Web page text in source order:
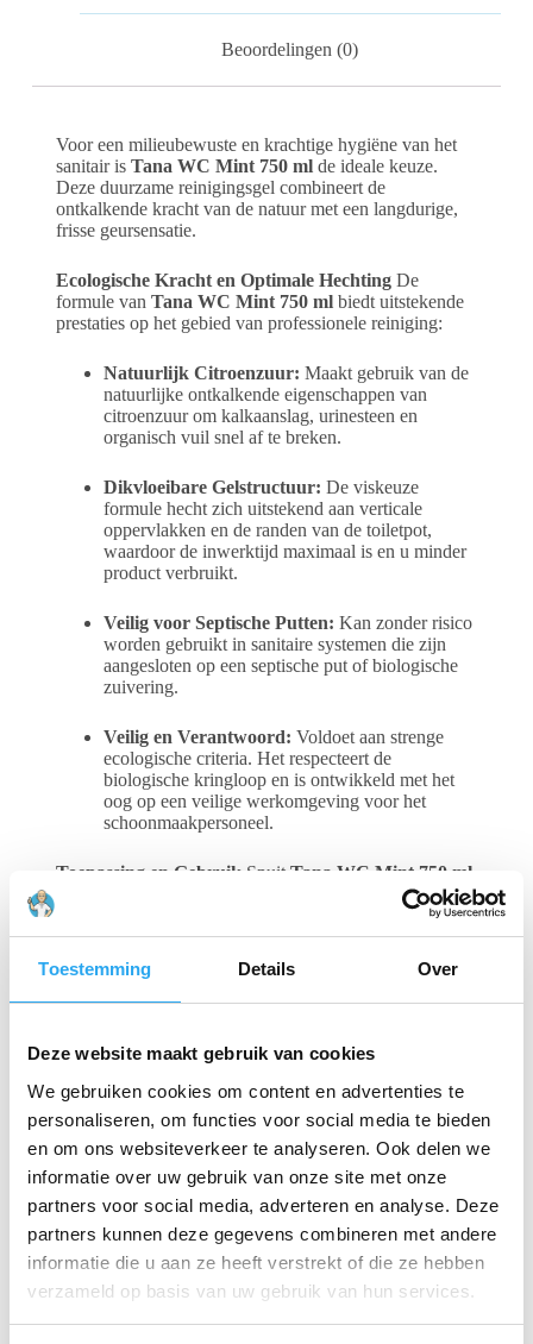
Toestemming Details Over
Deze website maakt gebruik van cookies
We gebruiken cookies om content en advertenties te
personaliseren, om functies voor social media te bieden
en om ons websiteverkeer te analyseren. Ook delen we
informatie over uw gebruik van onze site met onze
partners voor social media, adverteren en analyse. Deze
partners kunnen deze gegevens combineren met andere
informatie die u aan ze heeft verstrekt of die ze hebben
verzameld op basis van uw gebruik van hun services.
Beoordelingen (0)
Voor een milieubewuste en krachtige hygiëne van het
sanitair is Tana WC Mint 750 mlde ideale keuze.
Deze duurzame reinigingsgel combineert de
ontkalkende kracht van de natuur met een langdurige,
frisse geursensatie.
Ecologische Kracht en Optimale HechtingDe
formule van Tana WC Mint 750 mlbiedt uitstekende
prestaties op het gebied van professionele reiniging:
Natuurlijk Citroenzuur: Maakt gebruik van de
natuurlijke ontkalkende eigenschappen van
citroenzuur om kalkaanslag, urinesteen en
organisch vuil snel af te breken.
Dikvloeibare Gelstructuur: De viskeuze
formule hecht zich uitstekend aan verticale
oppervlakken en de randen van de toiletpot,
waardoor de inwerktijd maximaal is en u minder
product verbruikt.
Veilig voor Septische Putten: Kan zonder risico
worden gebruikt in sanitaire systemen die zijn
aangesloten op een septische put of biologische
zuivering.
Veilig en Verantwoord: Voldoet aan strenge
ecologische criteria. Het respecteert de
biologische kringloop en is ontwikkeld met het
oog op een veilige werkomgeving voor het
schoonmaakpersoneel.
Toepassing en GebruikSpuit Tana WC Mint 750 ml
gelijkmatig onder de rand en op de binnenwand van de
toiletpot of het urinoir. Laat het product enkele minuten
inwerken, borstel het oppervlak grondig schoon en
spoel vervolgens door voor een glanzend en fris
resultaat.
ml:
Product:Tana WC Mint
Inhoud:750 ml (flacon met handige spuitkop)
Basis: Natuurlijk citroenzuur (ecologische
formule)
Geur:Verfrissende mintgeur